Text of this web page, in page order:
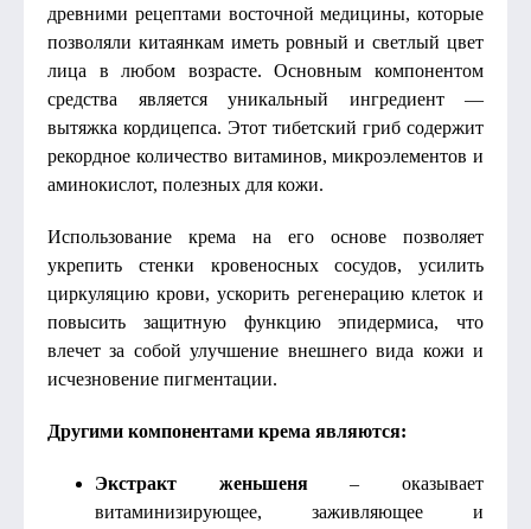
древними рецептами восточной медицины, которые
позволяли китаянкам иметь ровный и светлый цвет
лица в любом возрасте. Основным компонентом
средства является уникальный ингредиент —
вытяжка кордицепса. Этот тибетский гриб содержит
рекордное количество витаминов, микроэлементов и
аминокислот, полезных для кожи.
Использование крема на его основе позволяет
укрепить стенки кровеносных сосудов, усилить
циркуляцию крови, ускорить регенерацию клеток и
повысить защитную функцию эпидермиса, что
влечет за собой улучшение внешнего вида кожи и
исчезновение пигментации.
Другими компонентами крема являются:
Экстракт женьшеня– оказывает
витаминизирующее, заживляющее и